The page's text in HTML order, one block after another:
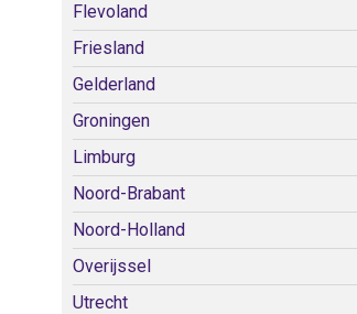
Flevoland
Friesland
Gelderland
Groningen
Limburg
Noord-Brabant
Noord-Holland
Overijssel
Utrecht